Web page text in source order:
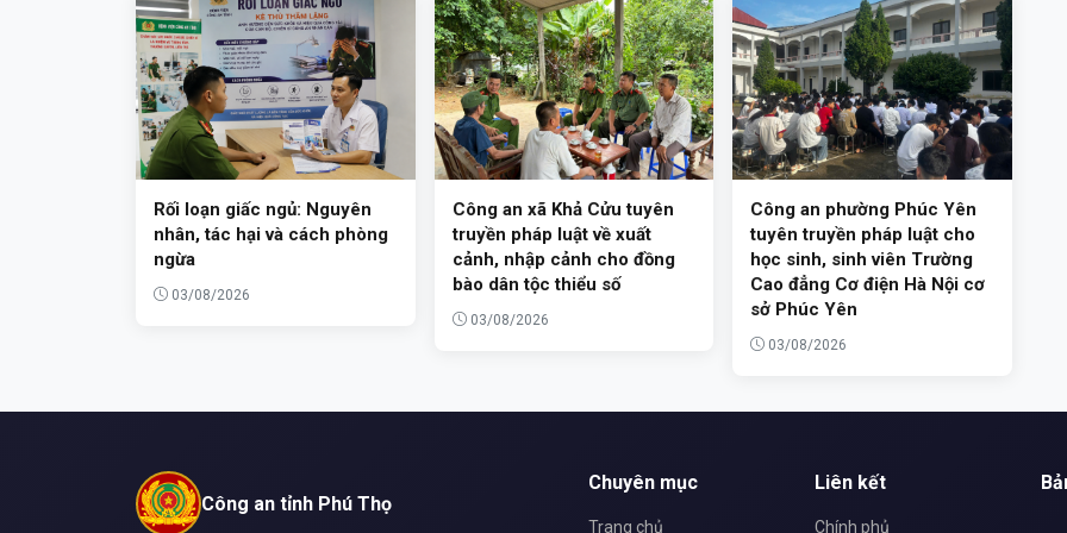
Rối loạn giấc ngủ: Nguyên
nhân, tác hại và cách phòng
ngừa
03/08/2026
Công an xã Khả Cửu tuyên
truyền pháp luật về xuất
cảnh, nhập cảnh cho đồng
bào dân tộc thiểu số
03/08/2026
Công an phường Phúc Yên
tuyên truyền pháp luật cho
học sinh, sinh viên Trường
Cao đẳng Cơ điện Hà Nội cơ
sở Phúc Yên
03/08/2026
Công an tỉnh Phú Thọ
Chuyên mục
Trang chủ
Liên kết
Chính phủ